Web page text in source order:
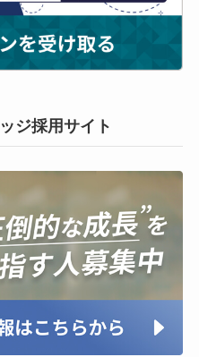
ジ採用サイト